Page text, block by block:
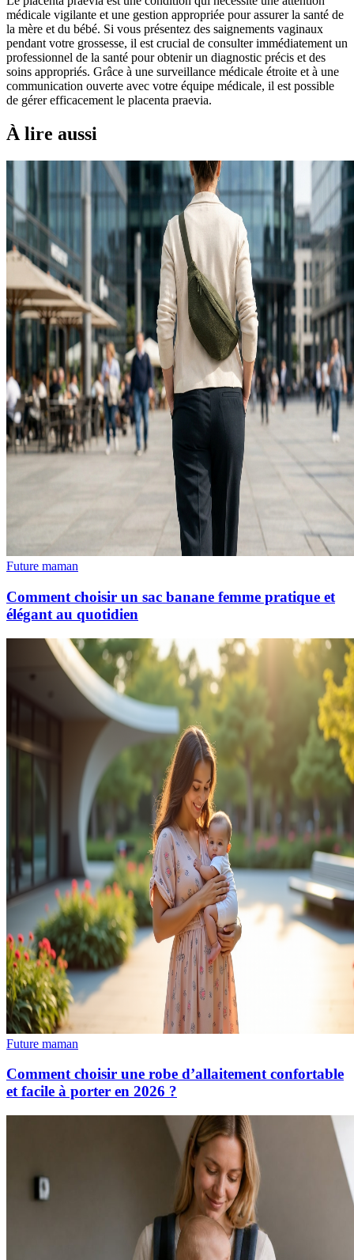
médicale vigilante et une gestion appropriée pour assurer la santé de
la mère et du bébé. Si vous présentez des saignements vaginaux
pendant votre grossesse, il est crucial de consulter immédiatement un
professionnel de la santé pour obtenir un diagnostic précis et des
soins appropriés. Grâce à une surveillance médicale étroite et à une
communication ouverte avec votre équipe médicale, il est possible
de gérer efficacement le placenta praevia.
À lire aussi
Future maman
Comment choisir un sac banane femme pratique et
élégant au quotidien
Future maman
Comment choisir une robe d’allaitement confortable
et facile à porter en 2026 ?